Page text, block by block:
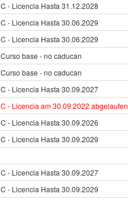
C - Licencia Hasta 31.12.2028
C - Licencia Hasta 30.06.2029
C - Licencia Hasta 30.06.2029
Curso base - no caducan
Curso base - no caducan
C - Licencia Hasta 30.09.2027
C - Licencia am 30.09.2022 abgelaufen
C - Licencia Hasta 30.09.2026
C - Licencia Hasta 30.09.2029
C - Licencia Hasta 30.09.2027
C - Licencia Hasta 30.09.2029